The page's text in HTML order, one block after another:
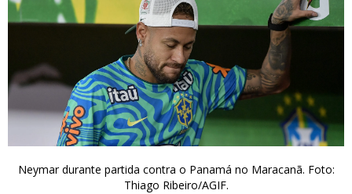
Neymar durante partida contra o Panamá no Maracanã. Foto:
Thiago Ribeiro/AGIF.